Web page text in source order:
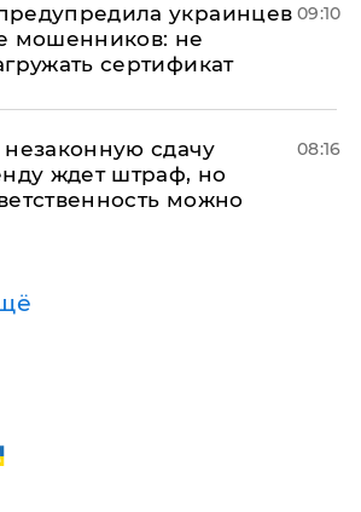
украинцев
мошенников: не
сертификат
09:10
сдачу
ждет штраф, но
можно
08:16